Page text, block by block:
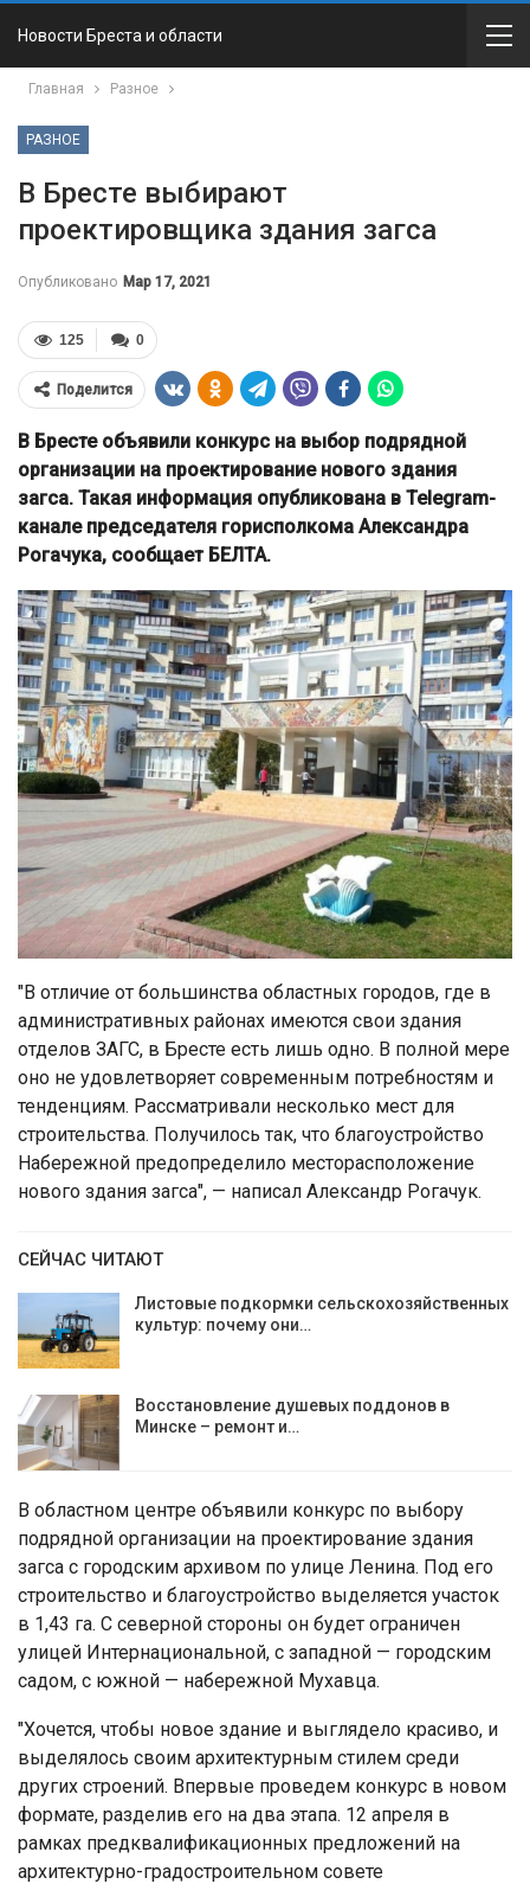
Новости Бреста и области
Главная Разное
РАЗНОЕ
В Бресте выбирают
проектировщика здания загса
Опубликовано Мар 17, 2021
0
125
Поделится
В Бресте объявили конкурс на выбор подрядной
организации на проектирование нового здания
загса. Такая информация опубликована в Telegram-
канале председателя горисполкома Александра
Рогачука, сообщает БЕЛТА.
"В отличие от большинства областных городов, где в
административных районах имеются свои здания
отделов ЗАГС, в Бресте есть лишь одно. В полной мере
оно не удовлетворяет современным потребностям и
тенденциям. Рассматривали несколько мест для
строительства. Получилось так, что благоустройство
Набережной предопределило месторасположение
нового здания загса", — написал Александр Рогачук.
СЕЙЧАС ЧИТАЮТ
Листовые подкормки сельскохозяйственных
культур: почему они…
Восстановление душевых поддонов в
Минске – ремонт и…
В областном центре объявили конкурс по выбору
подрядной организации на проектирование здания
загса с городским архивом по улице Ленина. Под его
строительство и благоустройство выделяется участок
в 1,43 га. С северной стороны он будет ограничен
улицей Интернациональной, с западной — городским
садом, с южной — набережной Мухавца.
"Хочется, чтобы новое здание и выглядело красиво, и
выделялось своим архитектурным стилем среди
других строений. Впервые проведем конкурс в новом
формате, разделив его на два этапа. 12 апреля в
рамках предквалификационных предложений на
архитектурно-градостроительном совете